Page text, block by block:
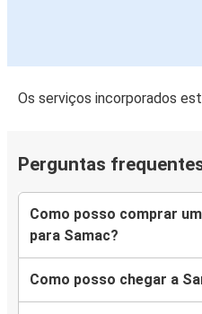
Os serviços incorporados
Perguntas
Como posso comprar
para Samac?
Como posso chegar a